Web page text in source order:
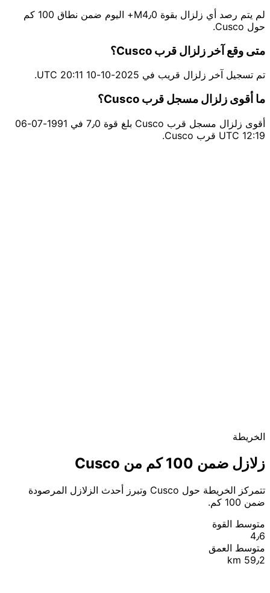
لم يتم رصد أي زلزال بقوة M4٫0+ اليوم ضمن نطاق 100 كم
حول Cusco.
متى وقع آخر زلزال قرب Cusco؟
تم تسجيل آخر زلزال قريب في 2025-10-10 20:11 UTC.
ما أقوى زلزال مسجل قرب Cusco؟
أقوى زلزال مسجل قرب Cusco بلغ قوة 7٫0 في 1991-07-06
12:19 UTC قرب Cusco.
الخريطة
زلازل ضمن 100 كم من Cusco
تتمركز الخريطة حول Cusco وتبرز أحدث الزلازل المرصودة
ضمن 100 كم.
متوسط القوة
4٫6
متوسط العمق
59٫2 km
Leaflet
© OpenStreetMap contributors